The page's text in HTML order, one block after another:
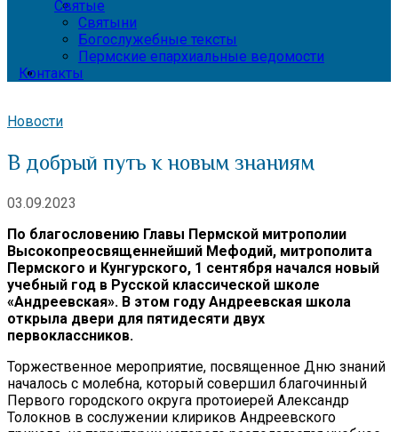
Святые
Святыни
Богослужебные тексты
Пермские епархиальные ведомости
Контакты
Новости
В добрый путь к новым знаниям
03.09.2023
По благословению Главы Пермской митрополии
Высокопреосвященнейший Мефодий, митрополита
Пермского и Кунгурского, 1 сентября начался новый
учебный год в Русской классической школе
«Андреевская». В этом году Андреевская школа
открыла двери для пятидесяти двух
первоклассников.
Торжественное мероприятие, посвященное Дню знаний
началось с молебна, который совершил благочинный
Первого городского округа протоиерей Александр
Толокнов в сослужении клириков Андреевского